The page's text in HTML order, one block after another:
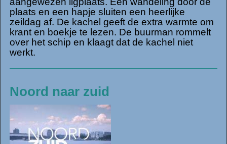
plaats en een hapje sluiten een heerlijke
zeildag af. De kachel geeft de extra warmte om
krant en boekje te lezen. De buurman rommelt
over het schip en klaagt dat de kachel niet
werkt.
Noord naar zuid